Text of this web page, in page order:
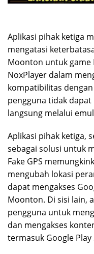
Aplikasi pihak ketiga
mengatasi
Moonton untuk game
NoxPlayer dalam
kompatibilitas
pengguna tidak
langsung melalui
Aplikasi pihak ketiga,
sebagai solusi untuk
Fake GPS
mengubah lokasi
dapat mengakses
Moonton. Di sisi lain,
pengguna untuk
dan mengakses
termasuk Google Play